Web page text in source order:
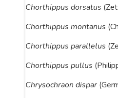
Chorthippus dorsatus
Chorthippus montanus
Chorthippus parallelus
Chorthippus pullus
Chrysochraon dispar